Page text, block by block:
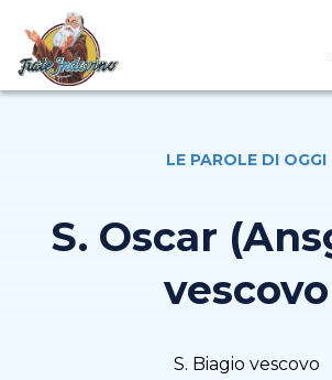
LE PAROLE DI OGGI
S. Oscar
vescovo
S. Biagio vescovo